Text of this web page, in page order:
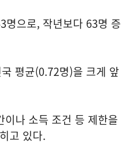
명으로, 작년보다 63명 증
평균(0.72명)을 크게 앞
나 소득 조건 등 제한을
고 있다.